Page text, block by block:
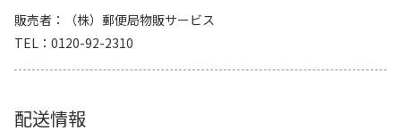
販売者
（株）郵便局物販サービス
TEL
0120-92-2310
配送情報